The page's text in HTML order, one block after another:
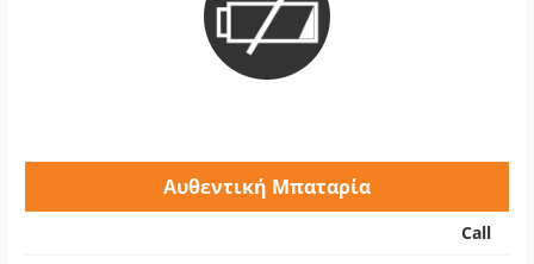
Αυθεντική Μπαταρία
Call